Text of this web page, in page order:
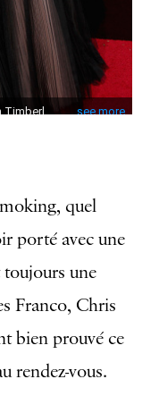
quel
porté avec une
une
Franco, Chris
bien prouvé ce
rendez-vous.